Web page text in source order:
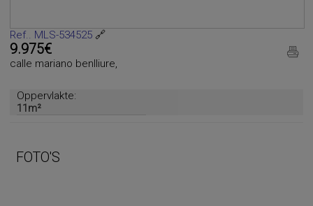
Ref.. MLS-534525 🔗
9.975€
calle mariano benlliure,
Oppervlakte:
11m²
FOTO'S